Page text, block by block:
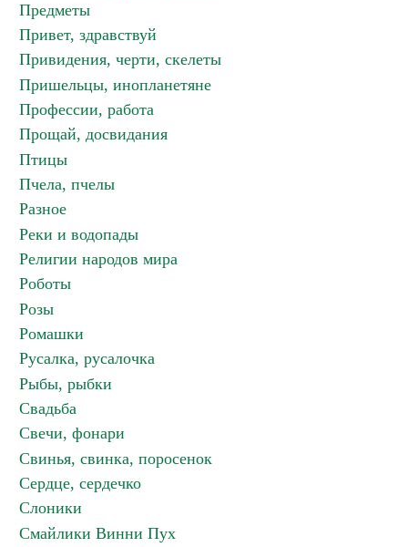
Предметы
Привет, здравствуй
Привидения, черти, скелеты
Пришельцы, инопланетяне
Профессии, работа
Прощай, досвидания
Птицы
Пчела, пчелы
Разное
Реки и водопады
Религии народов мира
Роботы
Розы
Ромашки
Русалка, русалочка
Рыбы, рыбки
Свадьба
Свечи, фонари
Свинья, свинка, поросенок
Сердце, сердечко
Слоники
Смайлики Винни Пух